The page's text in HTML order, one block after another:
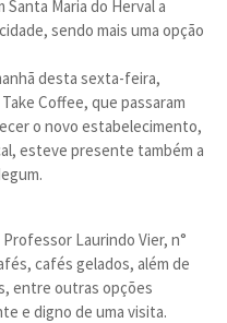
Maria do Herval a
sendo mais uma opção
desta sexta-feira,
Coffee, que passaram
o novo estabelecimento,
esteve presente também a
Laurindo Vier, n°
cafés gelados, além de
entre outras opções
e digno de uma visita.